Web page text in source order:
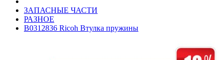
ЗАПАСНЫЕ ЧАСТИ
РАЗНОЕ
B0312836 Ricoh Втулка пружины